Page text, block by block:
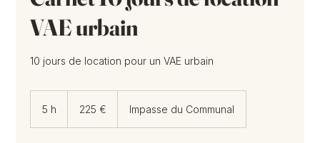
VAE urbain
10 jours de location pour un VAE urbain
5 h 225 € Impasse du Communal